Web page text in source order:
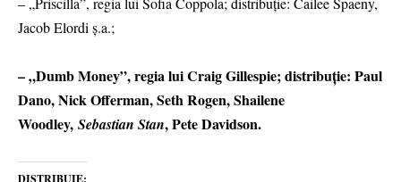
Jacob Elordi ș.a.;
– „Dumb Money”, regia lui Craig Gillespie; distribuție: Paul
Dano, Nick Offerman, Seth Rogen, Shailene
Woodley, Sebastian Stan, Pete Davidson.
DISTRIBUIE: